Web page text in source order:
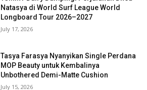
Natasya di World Surf League World
Longboard Tour 2026–2027
July 17, 2026
Tasya Farasya Nyanyikan Single Perdana
MOP Beauty untuk Kembalinya
Unbothered Demi-Matte Cushion
July 15, 2026